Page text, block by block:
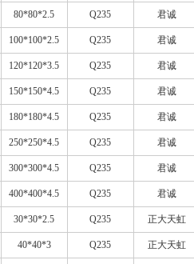
80*80*2.5 Q235 君诚
100*100*2.5 Q235 君诚
120*120*3.5 Q235 君诚
150*150*4.5 Q235 君诚
180*180*4.5 Q235 君诚
250*250*4.5 Q235 君诚
300*300*4.5 Q235 君诚
400*400*4.5 Q235 君诚
30*30*2.5 Q235 正大天虹
40*40*3 Q235 正大天虹